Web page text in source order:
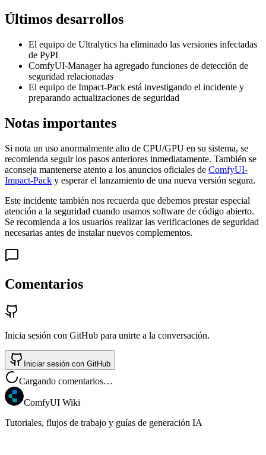
Últimos desarrollos
El equipo de Ultralytics ha eliminado las versiones infectadas
de PyPI
ComfyUI-Manager ha agregado funciones de detección de
seguridad relacionadas
El equipo de Impact-Pack está investigando el incidente y
preparando actualizaciones de seguridad
Notas importantes
Si nota un uso anormalmente alto de CPU/GPU en su sistema, se
recomienda seguir los pasos anteriores inmediatamente. También se
aconseja mantenerse atento a los anuncios oficiales de ComfyUI-
Impact-Pack y esperar el lanzamiento de una nueva versión segura.
Este incidente también nos recuerda que debemos prestar especial
atención a la seguridad cuando usamos software de código abierto.
Se recomienda a los usuarios realizar las verificaciones de seguridad
necesarias antes de instalar nuevos complementos.
Comentarios
Inicia sesión con GitHub para unirte a la conversación.
Iniciar sesión con GitHub
Cargando comentarios…
ComfyUI Wiki
Tutoriales, flujos de trabajo y guías de generación IA